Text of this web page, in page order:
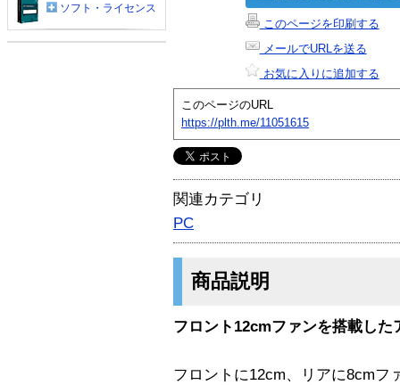
このページを印刷する
メールでURLを送る
お気に入りに追加する
このページのURL
https://plth.me/11051615
関連カテゴリ
PC
商品説明
フロント12cmファンを搭載し
フロントに12cm、リアに8cmフ
ソフト・ライセンス